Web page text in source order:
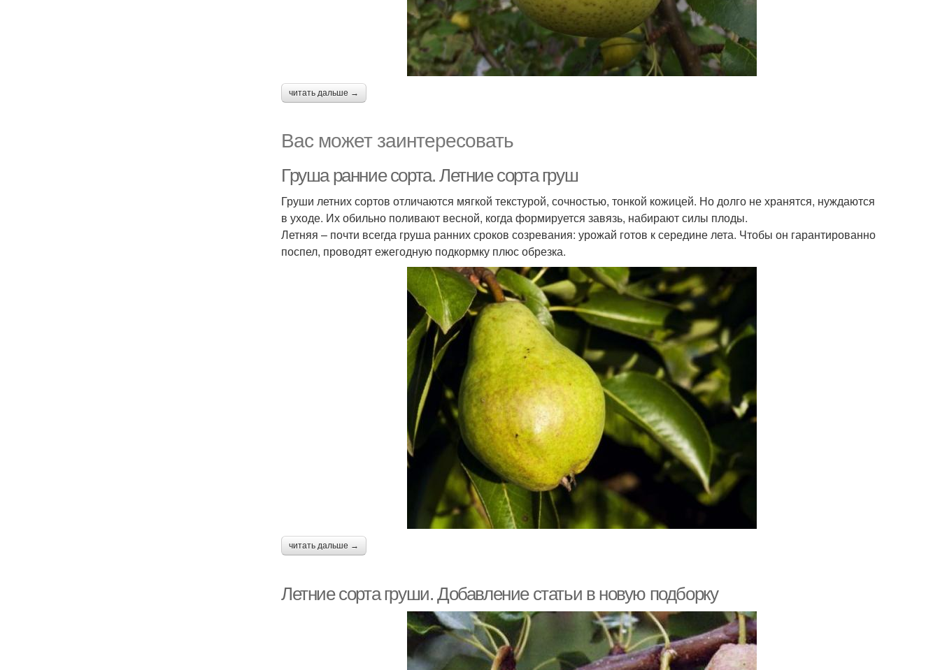
читать дальше →
Вас может заинтересовать
Груша ранние сорта. Летние сорта груш
Груши летних сортов отличаются мягкой текстурой, сочностью, тонкой кожицей. Но долго не хранятся, нуждаются
в уходе. Их обильно поливают весной, когда формируется завязь, набирают силы плоды.
Летняя – почти всегда груша ранних сроков созревания: урожай готов к середине лета. Чтобы он гарантированно
поспел, проводят ежегодную подкормку плюс обрезка.
читать дальше →
Летние сорта груши. Добавление статьи в новую подборку